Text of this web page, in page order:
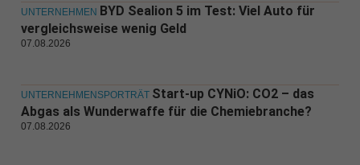
UNTERNEHMEN BYD Sealion 5 im Test: Viel Auto für
vergleichsweise wenig Geld
07.08.2026
UNTERNEHMENSPORTRÄT Start-up CYNiO: CO2 – das
Abgas als Wunderwaffe für die Chemiebranche?
07.08.2026